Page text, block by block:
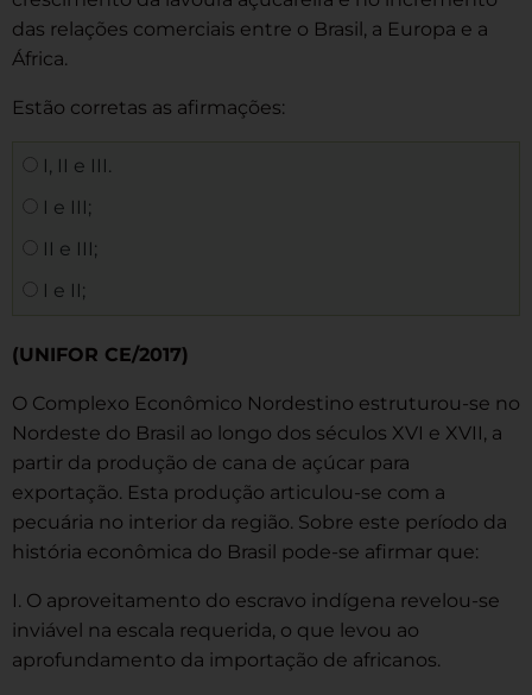
das relações comerciais entre o Brasil, a Europa e a
África.
Estão corretas as afirmações:
I, II e III.
I e III;
II e III;
I e II;
(UNIFOR CE/2017)
O Complexo Econômico Nordestino estruturou-se no
Nordeste do Brasil ao longo dos séculos XVI e XVII, a
partir da produção de cana de açúcar para
exportação. Esta produção articulou-se com a
pecuária no interior da região. Sobre este período da
história econômica do Brasil pode-se afirmar que:
I. O aproveitamento do escravo indígena revelou-se
inviável na escala requerida, o que levou ao
aprofundamento da importação de africanos.